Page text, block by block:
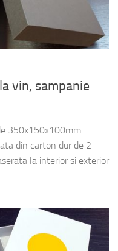
vin, sampanie
350x150x100mm
din carton dur de 2
la interior si exterior